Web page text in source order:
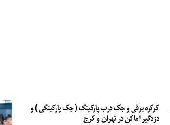
کرکره برقی و جک درب پارکینگ ( جک پارکینگی ) و
دزدگیر اماکن در تهران و کرج